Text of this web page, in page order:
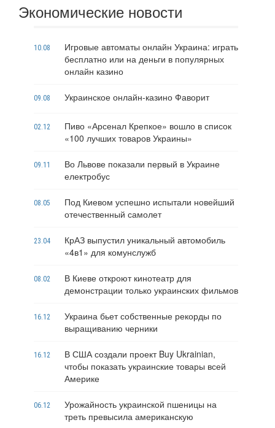
Экономические новости
10.08
Игровые автоматы онлайн Украина: играть
бесплатно или на деньги в популярных
онлайн казино
09.08 Украинское онлайн-казино Фаворит
02.12
Пиво «Арсенал Крепкое» вошло в список
«100 лучших товаров Украины»
09.11
Во Львове показали первый в Украине
електробус
08.05
Под Киевом успешно испытали новейший
отечественный самолет
23.04
КрАЗ выпустил уникальный автомобиль
«4в1» для комунслужб
08.02
В Киеве откроют кинотеатр для
демонстрации только украинских фильмов
16.12
Украина бьет собственные рекорды по
выращиванию черники
16.12
В США создали проект Buy Ukrainian,
чтобы показать украинские товары всей
Америке
06.12
Урожайность украинской пшеницы на
треть превысила американскую